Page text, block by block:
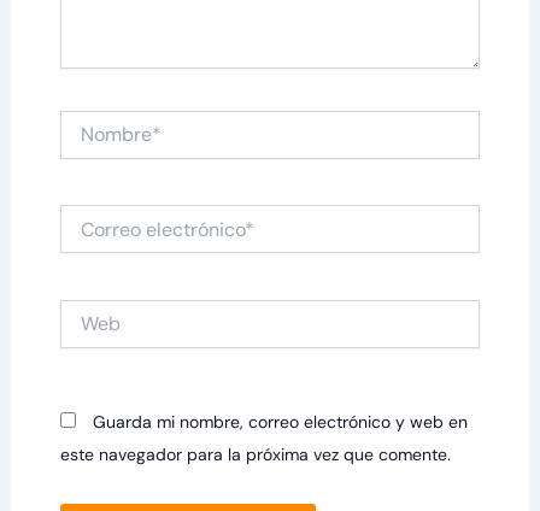
electrónico*
Guarda mi nombre, correo electrónico y web en
este navegador para la próxima vez que comente.